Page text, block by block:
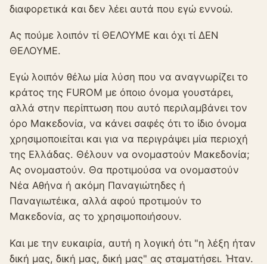
διαφορετικά και δεν λέει αυτά που εγώ εννοώ.
Ας πούμε λοιπόν τί ΘΕΛΟΥΜΕ και όχι τί ΔΕΝ
ΘΕΛΟΥΜΕ.
Εγώ λοιπόν θέλω μία λύση που να αναγνωρίζει το
κράτος της FUROM με όποιο όνομα γουστάρει,
αλλά στην περίπτωση που αυτό περιλαμβάνει τον
όρο Μακεδονία, να κάνει σαφές ότι το ίδιο όνομα
χρησιμοποιείται και για να περιγράψει μία περιοχή
της Ελλάδας. Θέλουν να ονομαστούν Μακεδονία;
Ας ονομαστούν. Θα προτιμούσα να ονομαστούν
Νέα Αθήνα ή ακόμη Παναγιώτηδες ή
Παναγιωτέικα, αλλά αφού προτιμούν το
Μακεδονία, ας το χρησιμοποιήσουν.
Και με την ευκαιρία, αυτή η λογική ότι "η λέξη ήταν
δική μας, δική μας, δική μας" ας σταματήσει. Ήταν.